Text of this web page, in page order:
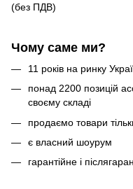
(без ПДВ)
Чому саме ми?
11 років на ринку
понад 2200 позицій
своєму складі
продаємо товари
є власний шоурум
гарантійне і